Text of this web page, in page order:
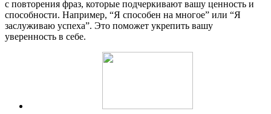
с повторения фраз, которые подчеркивают вашу ценность и
способности. Например, “Я способен на многое” или “Я
заслуживаю успеха”. Это поможет укрепить вашу
уверенность в себе.